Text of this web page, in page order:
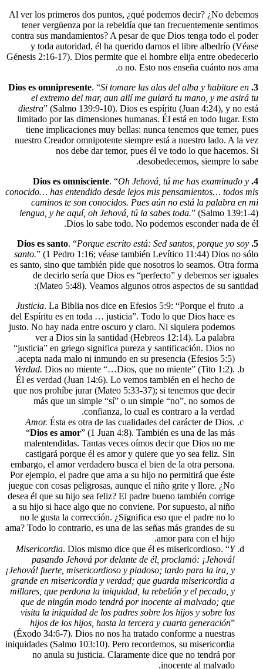
Al ver los primeros dos puntos, ¿qué
tener vergüenza por la rebeldía que tan
contra sus mandamientos? A pesar de
y toda autoridad, él ha querido
Génesis 2:16-17). Dios permite que el
o no. Esto
. “Si tomare las
el extremo del mar, aun allí me
diestra ” (Salmo 139:9-10). Dios es
limitado por las dimensiones humanas.
tiene implicaciones muy bellas: nunca
nuestro Creador omnipotente siempre
nos debe dar temor, pues él
. “Oh Jehová,
conocido… has entendido desde lejos mis
caminos te son conocidos. Pues
lengua, y he aquí, oh Jehová, tú la
Dios lo sabe todo. No
. “Porque escrito está:
santo.” (1 Pedro 1:16; véase también
es santo, sino que también pide que
de decirlo sería que Dios es
(Mateo 5:48). Veamos algunos
Justicia. La Biblia nos dice en Efesios
del Espíritu es en toda … justicia”. Todo
justo. No hay nada entre oscuro y claro.
ver a Dios sin la santidad (Hebreos
“justicia” en griego significa pureza y
acepta nada malo ni inmundo en su
Verdad. Dios no miente “…Dios, que no
Él es verdad (Juan 14:6). Lo vemos
que nos prohíbe jurar (Mateo 5:33-37); si
más que un simple “sí” o un simple
confianza, lo cual es
Amor.Ésta es otra de las cualidades
“Dios es amor” (1 Juan 4:8).
malentendidas. Tantas veces oímos
castigará porque él es amor y quiere
embargo, el amor verdadero busca el bien
Por ejemplo, el padre que ama a su hijo
juegue con cosas peligrosas, aunque el
desea él que su hijo sea feliz? El padre
a su hijo si hace algo que no conviene.
no le gusta la corrección. ¿Significa
ama? Todo lo contrario, es una de las señas
Misericordia . Dios mismo dice que él es
pasando Jehová por delante de él,
¡Jehová! fuerte, misericordioso y piadoso;
grande en misericordia y verdad; que
millares, que perdona la iniquidad, la
que de ningún modo tendrá por
visita la iniquidad de los padres sobre
hijos de los hijos, hasta la tercera y
(Éxodo 34:6-7). Dios no nos ha tratado
iniquidades (Salmo 103:10). Pero
no anula su justicia. Claramente